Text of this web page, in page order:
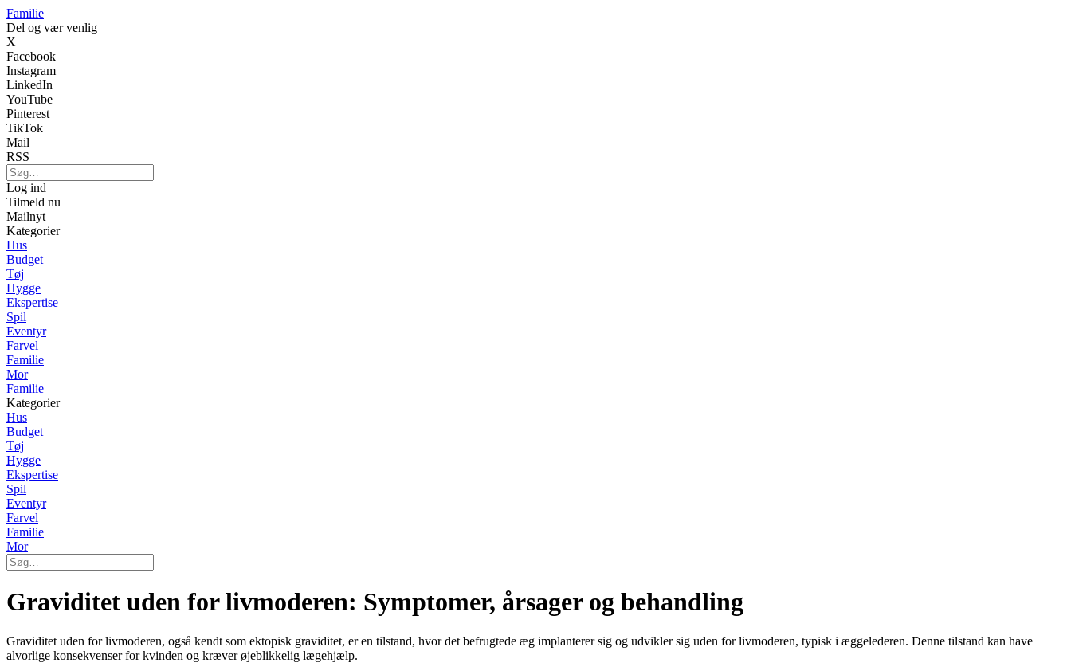
Familie
Del og vær venlig
X
Facebook
Instagram
LinkedIn
YouTube
Pinterest
TikTok
Mail
RSS
Log ind
Tilmeld nu
Mailnyt
Kategorier
Hus
Budget
Tøj
Hygge
Ekspertise
Spil
Eventyr
Farvel
Familie
Mor
Familie
Kategorier
Hus
Budget
Tøj
Hygge
Ekspertise
Spil
Eventyr
Farvel
Familie
Mor
Graviditet uden for livmoderen: Symptomer, årsager og behandling
Graviditet uden for livmoderen, også kendt som ektopisk graviditet, er en tilstand, hvor det befrugtede æg implanterer sig og udvikler sig uden for livmoderen, typisk i æggelederen. Denne tilstand kan have
alvorlige konsekvenser for kvinden og kræver øjeblikkelig lægehjælp.